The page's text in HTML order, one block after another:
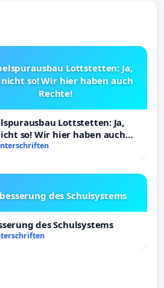
Lottstetten: Ja,
so! Wir hier haben auch
Rechte!
Lottstetten: Ja,
so! Wir hier haben auch
des Schulsystems
des Schulsystems